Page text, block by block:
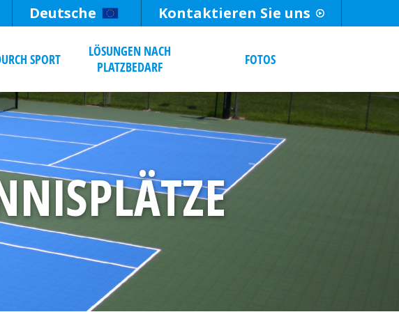
Deutsche Kontaktieren Sie uns
SPORT
LÖSUNGEN NACH
PLATZBEDARF
FOTOS